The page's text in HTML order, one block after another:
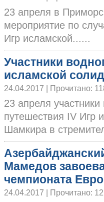
23 апреля в
мероприятие по
Игр исламской......
Участники
исламской
24.04.2017 | Прочитано:
23 апреля
путешествия IV Игр
Шамкира в
Мамедов
чемпионата
24.04.2017 | Прочитано: